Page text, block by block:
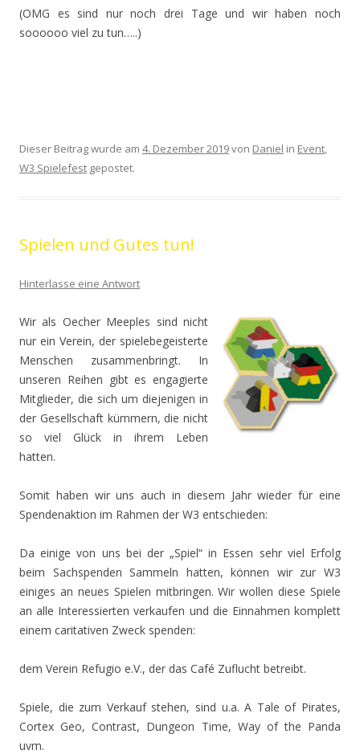
(OMG es sind nur noch drei Tage und wir haben noch
soooooo viel zu tun…..)
Dieser Beitrag wurde am 4. Dezember 2019von Daniel in Event,
W3 Spielefest gepostet.
Spielen und Gutes tun!
Hinterlasse eine Antwort
Wir als Oecher Meeples sind nicht
nur ein Verein, der spielebegeisterte
Menschen zusammenbringt. In
unseren Reihen gibt es engagierte
Mitglieder, die sich um diejenigen in
der Gesellschaft kümmern, die nicht
so viel Glück in ihrem Leben
hatten.
Somit haben wir uns auch in diesem Jahr wieder für eine
Spendenaktion im Rahmen der W3 entschieden:
Da einige von uns bei der „Spiel“ in Essen sehr viel Erfolg
beim Sachspenden Sammeln hatten, können wir zur W3
einiges an neues Spielen mitbringen. Wir wollen diese Spiele
an alle Interessierten verkaufen und die Einnahmen komplett
einem caritativen Zweck spenden:
dem Verein Refugio e.V., der das Café Zuflucht betreibt.
Spiele, die zum Verkauf stehen, sind u.a. A Tale of Pirates,
Cortex Geo, Contrast, Dungeon Time, Way of the Panda
uvm.